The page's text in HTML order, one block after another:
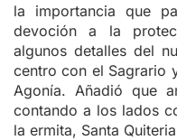
la importancia que
devoción a la
algunos detalles del
centro con el Sagrario
Agonía. Añadió que
contando a los lados
la ermita, Santa